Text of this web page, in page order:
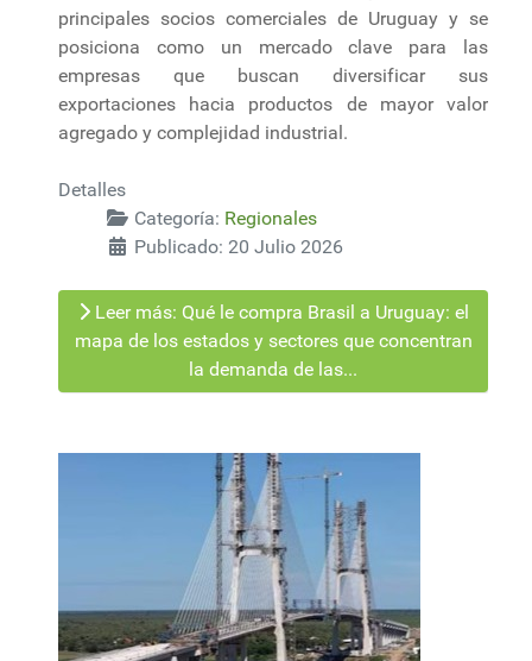
principales socios comerciales de Uruguay y se
posiciona como un mercado clave para las
empresas que buscan diversificar sus
exportaciones hacia productos de mayor valor
agregado y complejidad industrial.
Detalles
Categoría: Regionales
Publicado: 20 Julio 2026
Leer más: Qué le compra Brasil a Uruguay: el
mapa de los estados y sectores que concentran
la demanda de las...